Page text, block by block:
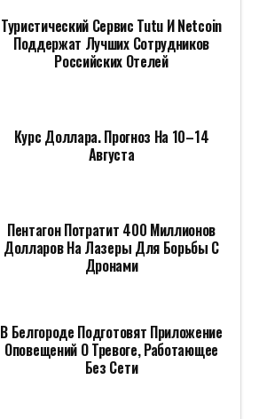
Туристический Сервис Tutu И Netcoin
Поддержат Лучших Сотрудников
Российских Отелей
Курс Доллара. Прогноз На 10–14
Августа
Пентагон Потратит 400 Миллионов
Долларов На Лазеры Для Борьбы С
Дронами
В Белгороде Подготовят Приложение
Оповещений О Тревоге, Работающее
Без Сети